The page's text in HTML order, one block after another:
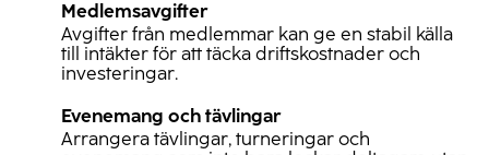
Medlemsavgifter
Avgifter från medlemmar kan ge en stabil källa
till intäkter för att täcka driftskostnader och
investeringar.
Evenemang och tävlingar
Arrangera tävlingar, turneringar och